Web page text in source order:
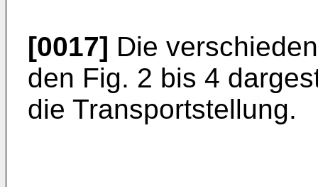
[0017] Die
den Fig. 2 bis 4
die Transportstellung.